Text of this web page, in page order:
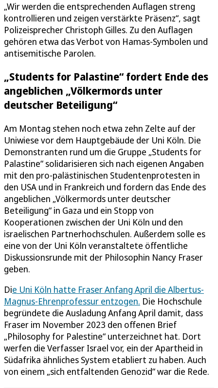
„Wir werden die entsprechenden Auflagen streng
kontrollieren und zeigen verstärkte Präsenz“, sagt
Polizeisprecher Christoph Gilles. Zu den Auflagen
gehören etwa das Verbot von Hamas-Symbolen und
antisemitische Parolen.
„Students for Palastine“ fordert Ende des
angeblichen „Völkermords unter
deutscher Beteiligung“
Am Montag stehen noch etwa zehn Zelte auf der
Uniwiese vor dem Hauptgebäude der Uni Köln. Die
Demonstranten rund um die Gruppe „Students for
Palastine“ solidarisieren sich nach eigenen Angaben
mit den pro-palästinischen Studentenprotesten in
den USA und in Frankreich und fordern das Ende des
angeblichen „Völkermords unter deutscher
Beteiligung“ in Gaza und ein Stopp von
Kooperationen zwischen der Uni Köln und den
israelischen Partnerhochschulen. Außerdem solle es
eine von der Uni Köln veranstaltete öffentliche
Diskussionsrunde mit der Philosophin Nancy Fraser
geben.
Die Uni Köln hatte Fraser Anfang April die Albertus-
Magnus-Ehrenprofessur entzogen. Die Hochschule
begründete die Ausladung Anfang April damit, dass
Fraser im November 2023 den offenen Brief
„Philosophy for Palestine“ unterzeichnet hat. Dort
werfen die Verfasser Israel vor, ein der Apartheid in
Südafrika ähnliches System etabliert zu haben. Auch
von einem „sich entfaltenden Genozid“ war die Rede.